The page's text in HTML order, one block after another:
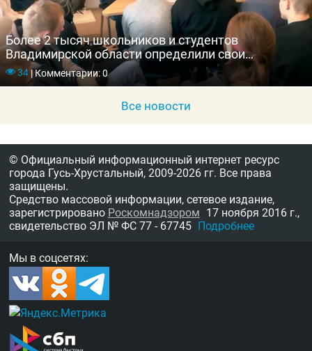
Более 2 тысяч школьников и студентов
Владимирской области определили свои
карьерные перспективы с помощью Службы
занятости населения
34 |Комментарии: 0
Все новости
© Официальный информационный интернет ресурс
города Гусь-Хрустальный, 2009-2026 гг. Все права
защищены.
Средство массовой информации, сетевое издание,
зарегистрировано Роскомнадзором 17 ноября 2016 г.,
свидетельство ЭЛ № ФС 77 - 67745 Подробнее
Мы в соцсетях: